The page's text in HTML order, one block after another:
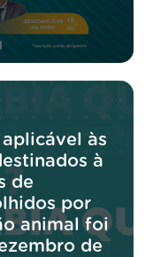
às
à
de
por
animal foi
de